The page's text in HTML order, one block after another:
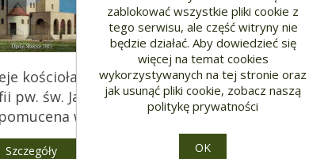
kościoła i
pw. św. Jana
w
Nr. 121
Szczegóły
W CHRYSTUSIE / IN
CHRISTUS
Szczegóły
zablokować wszystkie pliki cookie z
tego serwisu, ale część witryny nie
będzie działać. Aby dowiedzieć się
więcej na temat cookies
wykorzystywanych na tej stronie oraz
jak usunąć pliki cookie, zobacz naszą
politykę prywatności
OK